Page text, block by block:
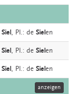
Siel , Pl.: de Sielen
Siel , Pl.: de Sielen
Siel , Pl.: de Sielen
anzeigen